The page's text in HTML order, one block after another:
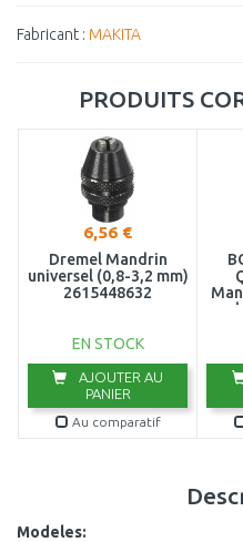
Fabricant : MAKITA
PRODUITS
6,56 €
Dremel Mandrin
universel (0,8-3,2 mm)
2615448632
EN STOCK
AJOUTER AU
PANIER
Au comparatif
Modeles: